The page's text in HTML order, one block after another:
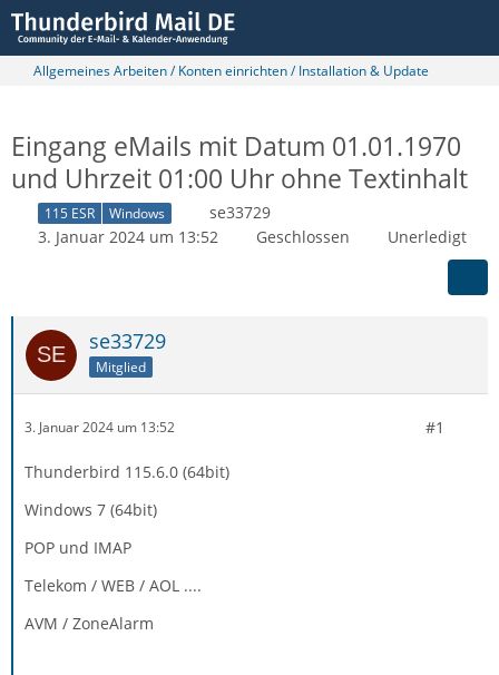
Allgemeines Arbeiten / Konten einrichten / Installation & Update
Eingang eMails mit Datum 01.01.1970
und Uhrzeit 01:00 Uhr ohne Textinhalt
115 ESR Windows
se33729
3. Januar 2024 um 13:52
Geschlossen Unerledigt
se33729
Mitglied
3. Januar 2024 um 13:52 #1
Thunderbird 115.6.0 (64bit)
Windows 7 (64bit)
POP und IMAP
Telekom / WEB / AOL ....
AVM / ZoneAlarm